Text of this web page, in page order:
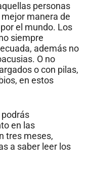
personas
manera de
el mundo. Los
siempre
además no
O no
o con pilas,
en estos
en las
tres meses,
a saber leer los